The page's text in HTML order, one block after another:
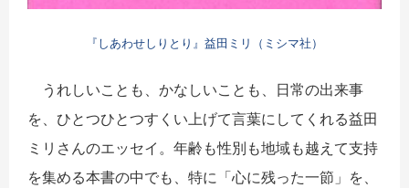
『しあわせしりとり』益田ミリ（ミシマ社）
うれしいことも、かなしいことも、日常の出来事
を、ひとつひとつすくい上げて言葉にしてくれる益田
ミリさんのエッセイ。年齢も性別も地域も越えて支持
を集める本書の中でも、特に「心に残った一節」を、